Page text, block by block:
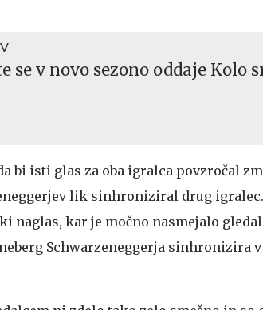
se v novo sezono oddaje Kolo
bi isti glas za oba igralca povzročal
lik sinhroniziral drug
kar je močno nasmejalo
Schwarzeneggerja sinhronizira